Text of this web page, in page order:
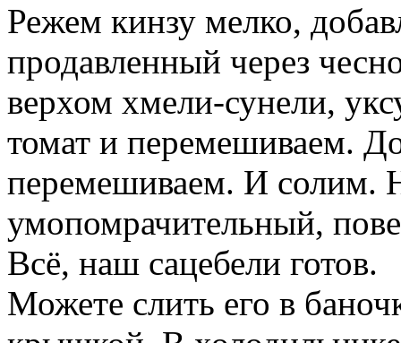
Режем кинзу мелко,
продавленный через
верхом хмели-сунели,
томат и перемешиваем.
перемешиваем. И солим.
умопомрачительный,
Всё, наш сацебели готов.
Можете слить его в